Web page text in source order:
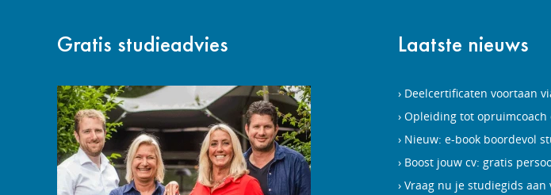
Gratis studieadvies Laatste nieuws
Deelcertificaten voortaan
Opleiding tot opruimcoach
Nieuw: e-book boordevol
Boost jouw cv: gratis
Vraag nu je studiegids aan